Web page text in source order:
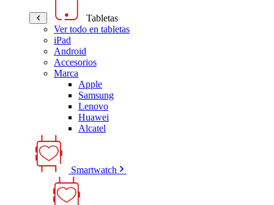
Tabletas
Ver todo en tabletas
iPad
Android
Accesorios
Marca
Apple
Samsung
Lenovo
Huawei
Alcatel
Smartwatch